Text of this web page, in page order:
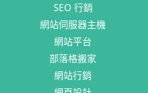
SEO 行銷
網站伺服器主機
網站平台
部落格搬家
網站行銷